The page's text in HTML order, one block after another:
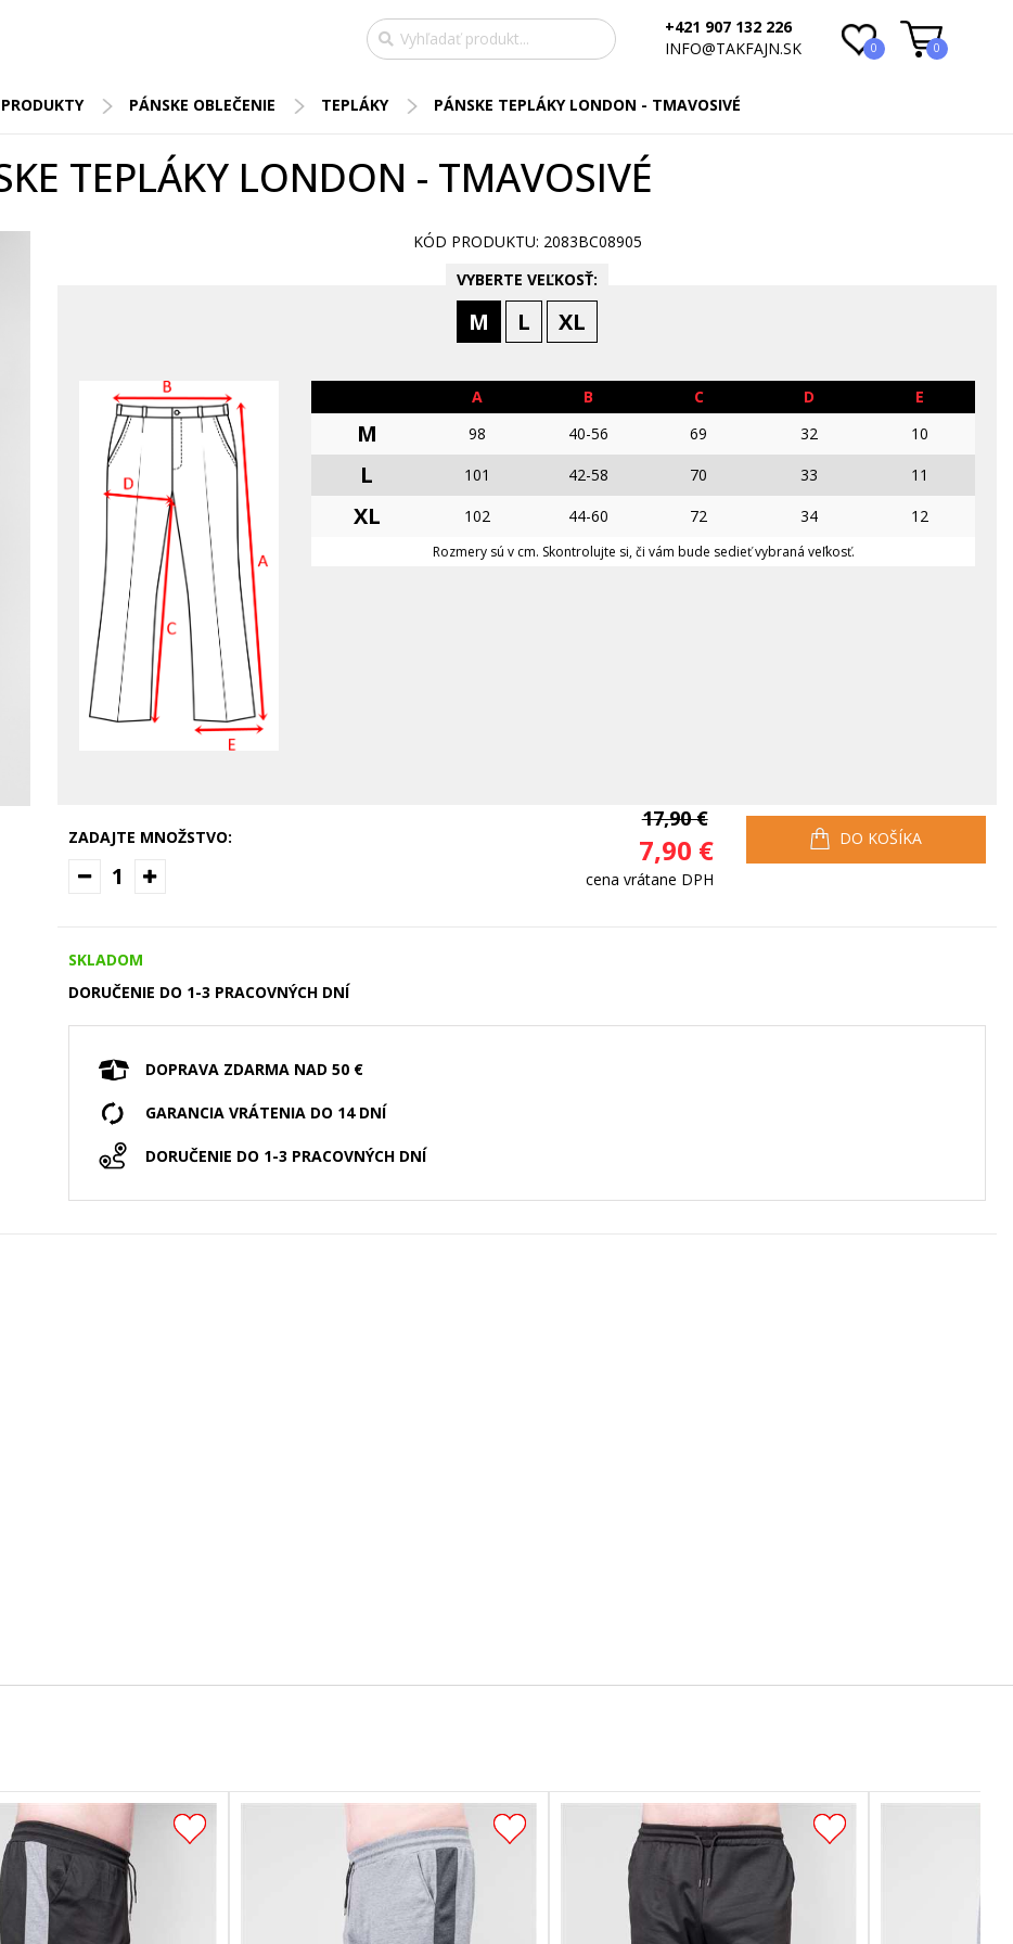
+421 907 132 226
INFO@TAKFAJN.SK
0 0
PÁNSKE OBLEČENIE TEPLÁKY PÁNSKE TEPLÁKY LONDON - TMAVOSIVÉ
TEPLÁKY LONDON - TMAVOSIVÉ
KÓD PRODUKTU: 2083BC08905
VYBERTE VEĽKOSŤ:
M L XL
A B C D E
M 98 40-56 69 32 10
L 101 42-58 70 33 11
XL 102 44-60 72 34 12
Rozmery sú v cm. Skontrolujte si, či vám bude sedieť vybraná veľkosť.
ZADAJTE MNOŽSTVO:
1
17,90 €
7,90 €
cena vrátane DPH
DO KOŠÍKA
SKLADOM
DORUČENIE DO 1-3 PRACOVNÝCH DNÍ
DOPRAVA ZDARMA NAD 50 €
GARANCIA VRÁTENIA DO 14 DNÍ
DORUČENIE DO 1-3 PRACOVNÝCH DNÍ